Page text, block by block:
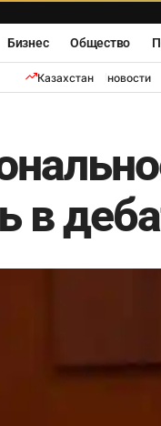
Бизнес
Общество
Казахстан новости
в